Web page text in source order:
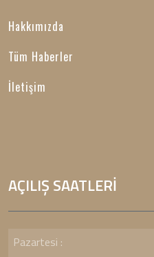
Hakkımızda
Tüm Haberler
İletişim
AÇILIŞ SAATLERİ
Pazartesi :